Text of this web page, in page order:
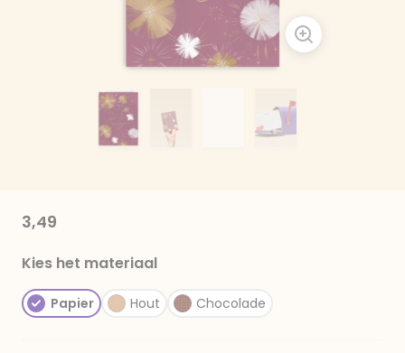
3,49
Kies het materiaal
Papier Hout Chocolade